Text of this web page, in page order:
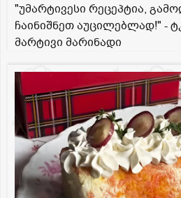
"უმარტივესი რეცეპტია,
ჩაინიშნეთ აუცილებლად!" -
მარტივი მარინადი